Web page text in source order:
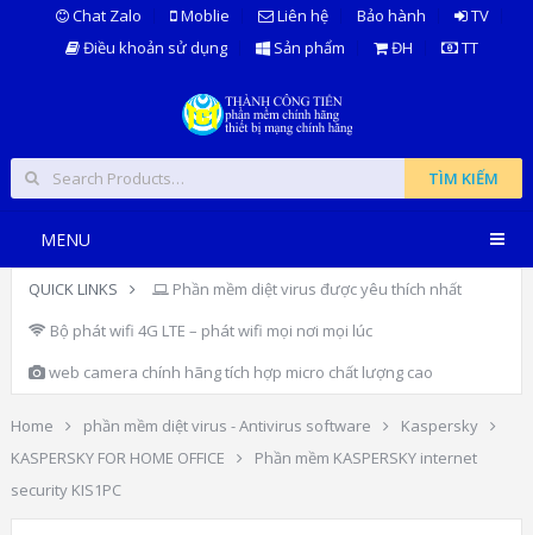
Chat Zalo Moblie Liên hệ Bảo hành
TV
Điều khoản sử dụng
Sản phẩm ĐH TT
TÌM KIẾM
MENU
QUICK LINKS
Phần mềm diệt virus được yêu thích nhất
Bộ phát wifi 4G LTE – phát wifi mọi nơi mọi lúc
web camera chính hãng tích hợp micro chất lượng cao
Home phần mềm diệt virus - Antivirus software
Kaspersky
KASPERSKY FOR HOME OFFICE
Phần mềm KASPERSKY internet
security KIS1PC